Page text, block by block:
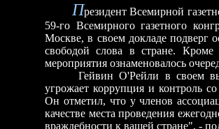
Президент Всемирной
59-го Всемирного газетного
Москве, в своем докладе подверг
свободой слова в стране. Кроме
мероприятия ознаменовалось
Гейвин О'Рейли в своем
угрожает коррупция и контроль
Он отметил, что у членов
качестве места проведения
враждебности к вашей стране", -